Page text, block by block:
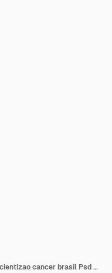
Post novembro azul mes de conscientizao cancer brasil Psd flyer di Instagram